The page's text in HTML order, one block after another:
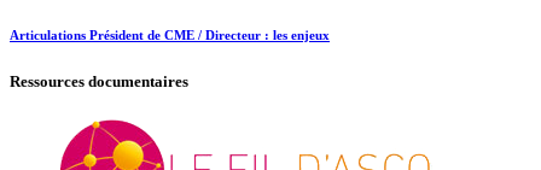
Articulations Président de CME / Directeur : les enjeux
Ressources documentaires